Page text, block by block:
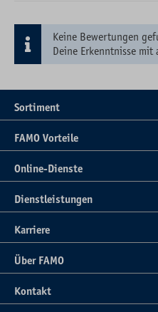
Keine Bewertungen
Deine Erkenntnisse mit
Sortiment
FAMO Vorteile
Online-Dienste
Dienstleistungen
Karriere
Über FAMO
Kontakt